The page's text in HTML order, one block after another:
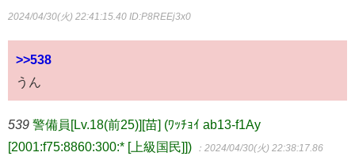
2024/04/30(火) 22:41:15.40 ID:P8REEj3x0
>>538
うん
539 警備員[Lv.18(前25)][苗] (ﾜｯﾁｮｲ ab13-f1Ay
[2001:f75:8860:300:* [上級国民]])
：2024/04/30(火) 22:38:17.86